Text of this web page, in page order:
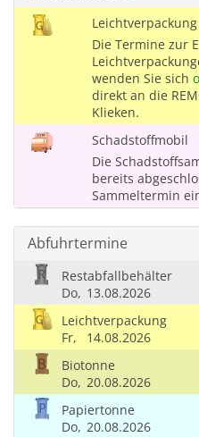
Leichtverpackung
Die Termine zur
wenden Sie sich
direkt an die
Klieken.
Schadstoffmobil
Die
bereits
Sammeltermin
Abfuhrtermine
Restabfallbehälter
Do, 13.08.2026
Leichtverpackung
Fr,
14.08.2026
Biotonne
Do, 20.08.2026
Papiertonne
Do, 20.08.2026